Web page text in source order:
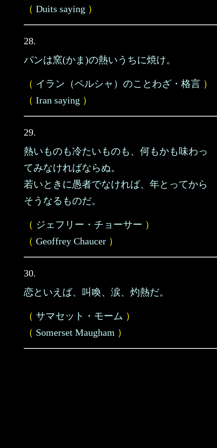
（ Duits saying ）
28.
パンは窯(かま)の熱いうちに焼け。
（ イラン（ペルシャ）のことわざ・格言 ）
（ Iran saying ）
29.
熱いものも冷たいものも、何もかも味わっ
てみなければならぬ。
若いときに愚者でなければ、年とってから
そうなるものだ。
（ ジェフリー・チョーサー ）
（ Geoffrey Chaucer ）
30.
恋といえば、叫喚、涙、灼熱だ。
（ サマセット・モーム ）
（ Somerset Maugham ）